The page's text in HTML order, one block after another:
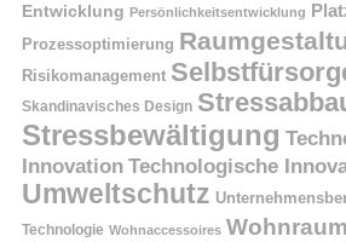
Entwicklung Persönlichkeitsentwicklung
Prozessoptimierung
Risikomanagement
Skandinavisches Design
Stressbewältigung
Innovation Technologische
Umweltschutz
Technologie Wohnaccessoires